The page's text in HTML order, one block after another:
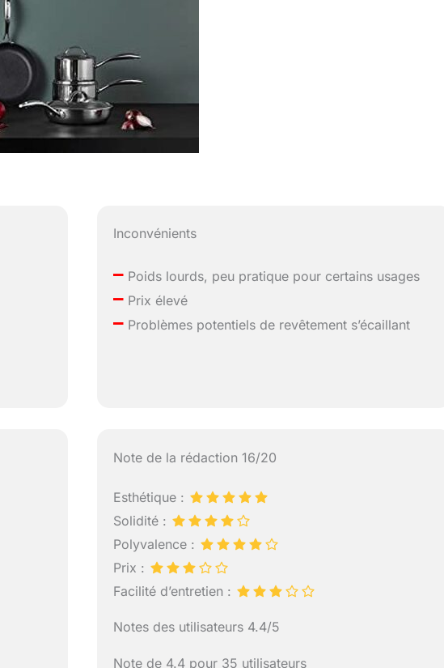
Inconvénients
– Poids lourds, peu pratique pour certains usages
– Prix élevé
– Problèmes potentiels de revêtement s’écaillant
Note de la rédaction 16/20
Esthétique :
Solidité :
Polyvalence :
Prix :
Facilité d’entretien :
Notes des utilisateurs 4.4/5
Note de 4.4 pour 35 utilisateurs